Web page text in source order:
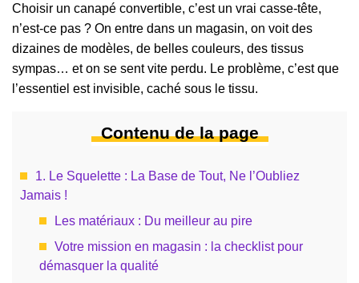
Choisir un canapé convertible, c’est un vrai casse-tête,
n’est-ce pas ? On entre dans un magasin, on voit des
dizaines de modèles, de belles couleurs, des tissus
sympas… et on se sent vite perdu. Le problème, c’est que
l’essentiel est invisible, caché sous le tissu.
Contenu de la page
1. Le Squelette : La Base de Tout, Ne l’Oubliez
Jamais !
Les matériaux : Du meilleur au pire
Votre mission en magasin : la checklist pour
démasquer la qualité